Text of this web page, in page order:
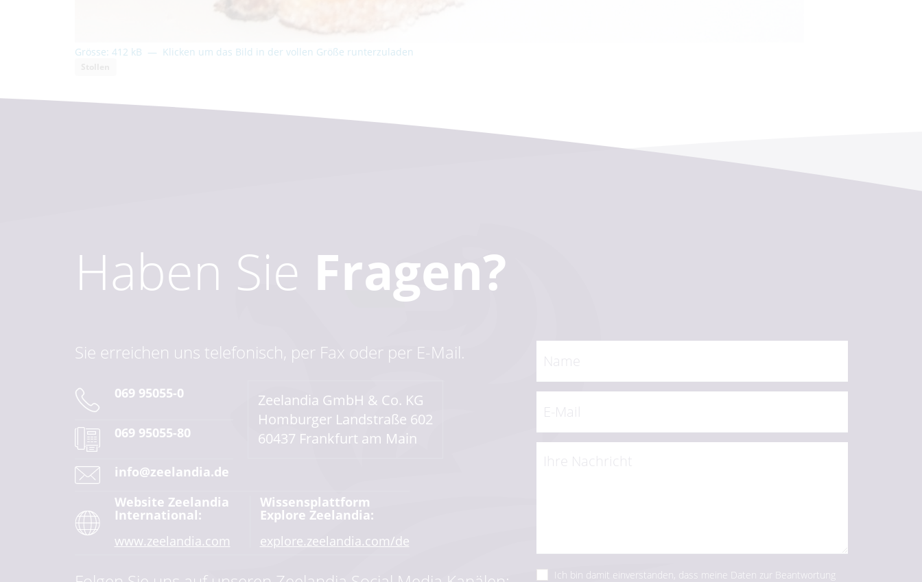
Grösse: 412 kB — Klicken um das Bild in der vollen Größe runterzuladen
Haben Sie Fragen?
Sie erreichen uns telefonisch, per Fax oder per E-Mail.
069 95055-0
069 95055-80
info@zeelandia.de
Website Zeelandia
International:
www.zeelandia.com
Wissensplattform
Explore Zeelandia:
explore.zeelandia.com/de
Zeelandia GmbH & Co. KG
Homburger Landstraße 602
60437 Frankfurt am Main
Ich bin damit einverstanden, dass meine Daten zur Beantwortung